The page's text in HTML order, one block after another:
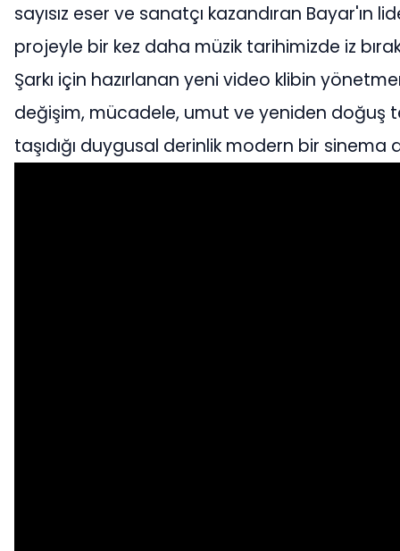
sayısız eser ve sanatçı kazandıran
projeyle bir kez daha müzik tarihimizde iz
Şarkı için hazırlanan yeni video klibin
değişim, mücadele, umut ve yeniden doğuş
taşıdığı duygusal derinlik modern bir sinema